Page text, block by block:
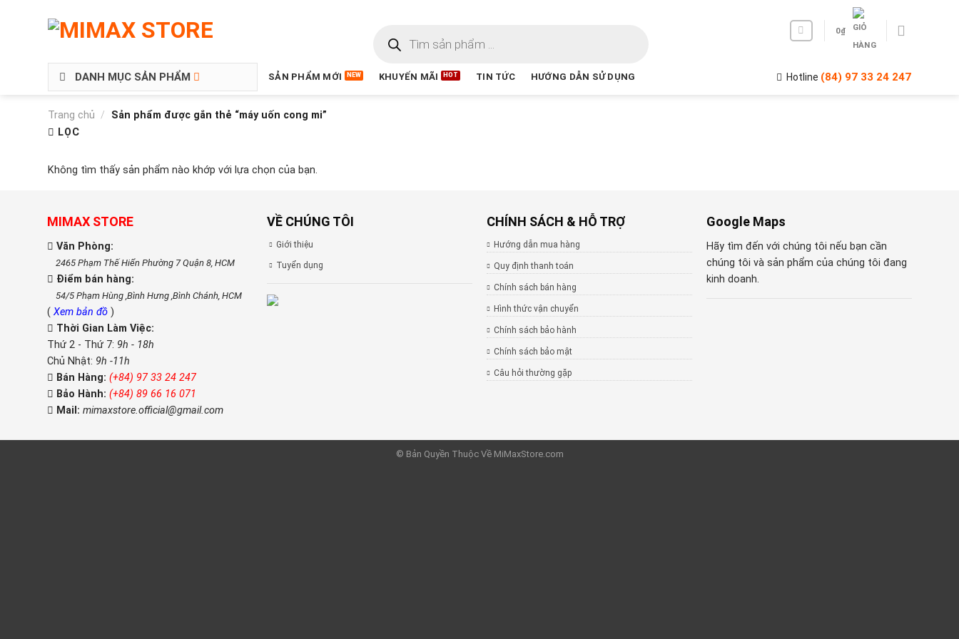
0₫
DANH MỤC SẢN PHẨM SẢN PHẨM MỚI KHUYẾN MÃI TIN TỨC HƯỚNG DẪN SỬ DỤNG Hotline (84) 97 33 24 247
Trang chủ /
Sản phẩm được gắn thẻ “máy uốn cong mi”
LỌC
Không tìm thấy sản phẩm nào khớp với lựa chọn của bạn.
MIMAX STORE
Văn Phòng:
2465 Phạm Thế Hiển Phường 7 Quận 8, HCM
Điểm bán hàng:
54/5 Phạm Hùng ,Bình Hưng ,Bình Chánh, HCM
( Xem bản đồ )
Thời Gian Làm Việc:
Thứ 2 - Thứ 7: 9h - 18h
Chủ Nhật: 9h -11h
Bán Hàng: (+84) 97 33 24 247
Bảo Hành: (+84) 89 66 16 071
Mail: mimaxstore.official@gmail.com
VỀ CHÚNG TÔI
Giới thiệu
Tuyển dụng
CHÍNH SÁCH & HỖ TRỢ
Hướng dẫn mua hàng
Quy định thanh toán
Chính sách bán hàng
Hình thức vận chuyển
Chính sách bảo hành
Chính sách bảo mật
Câu hỏi thường gặp
Google Maps
Hãy tìm đến với chúng tôi nếu bạn cần
chúng tôi và sản phẩm của chúng tôi đang
kinh doanh.
© Bản Quyền Thuộc Về MiMaxStore.com